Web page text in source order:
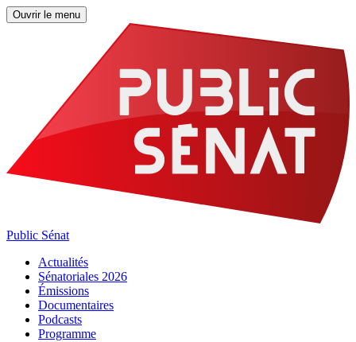
Ouvrir le menu
Public Sénat
Actualités
Sénatoriales 2026
Émissions
Documentaires
Podcasts
Programme